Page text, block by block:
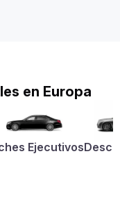
en Europa
Ejecutivos